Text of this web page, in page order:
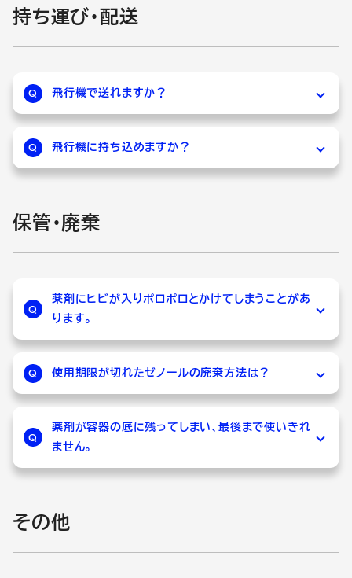
ていると思われる方のご使用はお控えくださ
い。
きます。
持ち運び・配送
Q 飛行機で送れますか？
A
ゼノールシリーズはアルコール含有量が24%を
超えており、航空法で定める航空危険物に該当
します。
航空危険物に該当することを伝えていただき、
輸送か可能かどうかは輸送会社にご相談くださ
い。
Q 飛行機に持ち込めますか？
A
ゼノールシリーズは第2類引火性固体であり危
個人がご使用する分は手荷物として機内持込
機内持込み・お預けの可否、可能数量等は航空
保管・廃棄
Q
薬剤にヒビが入りポロポロとかけてしまうことがあ
ります。
A
ゼノールシリーズはアルコールが含まれている
ため、キャップがしっかり締まっていなかった
り、高温の場所で保管された場合、アルコールが
ことがあります。保管時にはキャップをしっかり
Q 使用期限が切れたゼノールの廃棄方法は？
A
中身の薬剤は紙などに包んで「燃えるごみ」とし
て処分し、外側の空容器（プラスチック部分）は
お住まいの自治体のルールに従い、｢プラスチッ
クごみ」として廃棄をお願いいたします。
Q
薬剤が容器の底に残ってしまい、最後まで使いきれ
ません。
A
ゼノールシリーズは、安全のため容器の台座部
め、台座部分に少し薬剤が残るようになってい
その他